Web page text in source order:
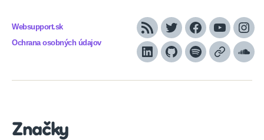
Websupport.sk
Ochrana osobných údajov
RSS TwitterFacebook
YouTube
LinkedInGitHubSpotifyApple
Značky